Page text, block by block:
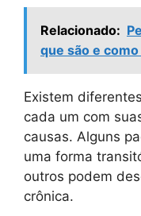
Relacionado:
que são e
Existem
cada um com
causas. Alguns
uma forma
outros podem
crônica.